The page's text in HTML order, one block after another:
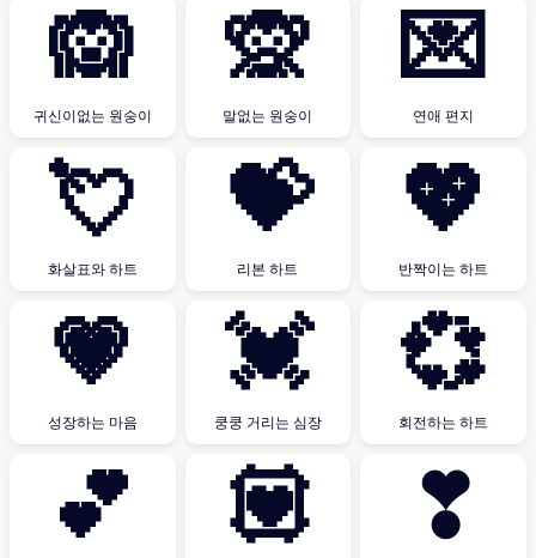
🙉
귀신이없는 원숭이
🙊
말없는 원숭이
💌
연애 편지
💘
화살표와 하트
💝
리본 하트
💖
반짝이는 하트
💗
성장하는 마음
💓
쿵쿵 거리는 심장
💞
회전하는 하트
💕 💟 ❣